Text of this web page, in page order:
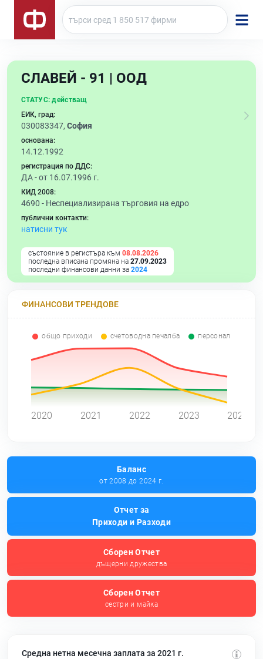
СЛАВЕЙ - 91 | ООД
СТАТУС: действащ
ЕИК, град:
030083347, София
основана:
14.12.1992
регистрация по ДДС:
ДА - от 16.07.1996 г.
КИД 2008:
4690 - Неспециализирана търговия на едро
публични контакти:
натисни тук
състояние в регистъра към 08.08.2026
последна вписана промяна на 27.09.2023
последни финансови данни за 2024
ФИНАНСОВИ ТРЕНДОВЕ
общо приходи счетоводна печалба персонал
2020 2021 2022 2023 2024
Баланс
от 2008 до 2024 г.
Отчет за
Приходи и Разходи
Сборен Отчет
дъщерни дружества
Сборен Отчет
сестри и майка
Средна нетна месечна заплата за 2021 г.